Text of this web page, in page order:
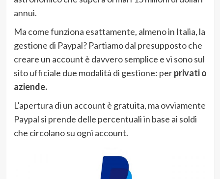
annui.
Ma come funziona esattamente, almeno in Italia, la
gestione di Paypal? Partiamo dal presupposto che
creare un account è davvero semplice e vi sono sul
sito ufficiale due modalità di gestione: perprivati o
aziende.
L’apertura di un account è gratuita, ma ovviamente
Paypal si prende delle percentuali in base ai soldi
che circolano su ogni account.